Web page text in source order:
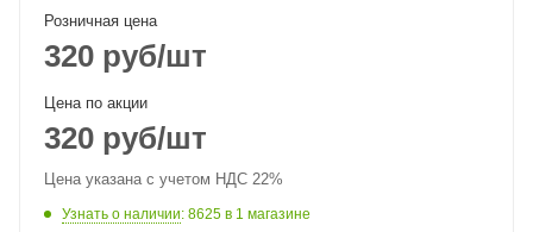
Розничная цена
320 руб/шт
Цена по акции
320 руб/шт
Цена указана с учетом НДС 22%
Узнать о наличии: 8625 в 1 магазине